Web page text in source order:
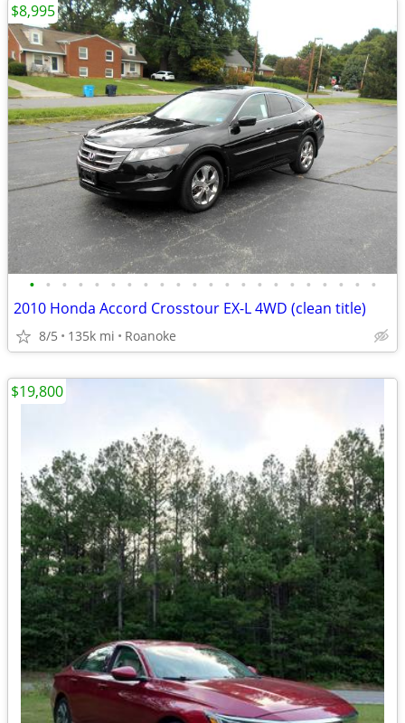
• • • • • • • • • • • • • • • • • • • • • •
2010 Honda Accord Crosstour EX-L 4WD (clean title)
8/5 135k mi Roanoke
$8,995
$19,800